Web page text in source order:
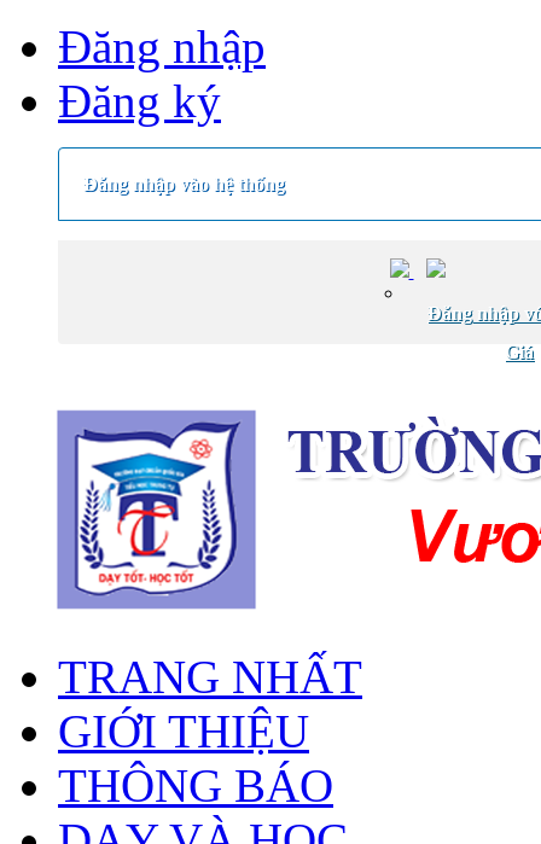
Đăng nhập
Đăng ký
Đăng nhập vào hệ thống
Đăng nhập
Giá
TRANG NHẤT
GIỚI THIỆU
THÔNG BÁO